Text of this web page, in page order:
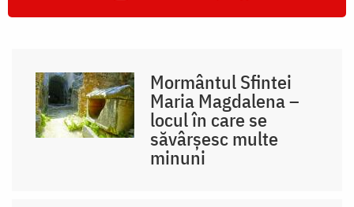
Mormântul Sfintei
Maria Magdalena –
locul în care se
săvârșesc multe
minuni